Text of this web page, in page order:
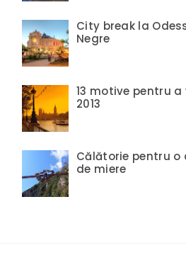
City break la
Negre
13 motive pentru a
2013
Călătorie pentru o
de miere